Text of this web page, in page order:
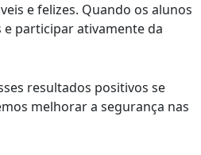
e felizes. Quando os alunos
participar ativamente da
resultados positivos se
melhorar a segurança nas